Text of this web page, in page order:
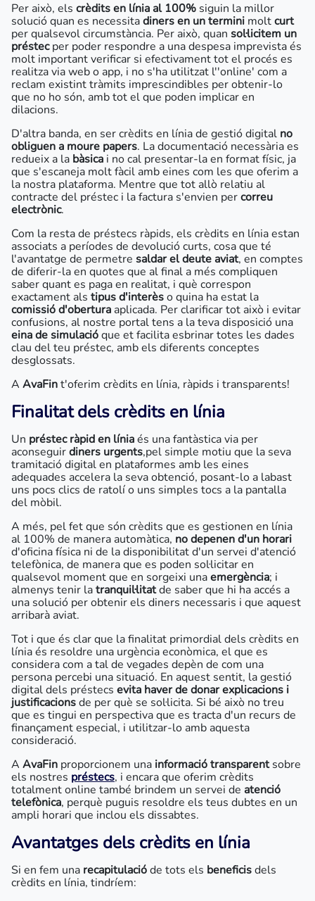
Per això, els crèdits en línia al 100% siguin la millor
solució quan es necessitadiners en un termini moltcurt
per qualsevol circumstància. Per això, quan sol·licitem un
préstecper poder respondre a una despesa imprevista és
molt important verificar si efectivament tot el procés es
realitza via web o app, i no s'ha utilitzat l''online' com a
reclam existint tràmits imprescindibles per obtenir-lo
que no ho són, amb tot el que poden implicar en
dilacions.
D'altra banda, en ser crèdits en línia de gestió digital no
obliguen a moure papers. La documentació necessària es
redueix a la bàsica i no cal presentar-la en format físic, ja
que s'escaneja molt fàcil amb eines com les que oferim a
la nostra plataforma. Mentre que tot allò relatiu al
contracte del préstec i la factura s'envien percorreu
electrònic.
Com la resta de préstecs ràpids, els crèdits en línia estan
associats a períodes de devolució curts, cosa que té
l'avantatge de permetre saldar el deute aviat, en comptes
de diferir-la en quotes que al final a més compliquen
saber quant es paga en realitat, i què correspon
exactament als tipus d'interèso quina ha estat la
comissió d'obertura aplicada. Per clarificar tot això i evitar
confusions, al nostre portal tens a la teva disposició una
eina de simulacióque et facilita esbrinar totes les dades
clau del teu préstec, amb els diferents conceptes
desglossats.
A AvaFint'oferim crèdits en línia, ràpids i transparents!
Finalitat dels crèdits en línia
Un préstec ràpid en líniaés una fantàstica via per
aconseguirdiners urgents,pel simple motiu que la seva
tramitació digital en plataformes amb les eines
adequades accelera la seva obtenció, posant-lo a labast
uns pocs clics de ratolí o uns simples tocs a la pantalla
del mòbil.
A més, pel fet que són crèdits que es gestionen en línia
al 100% de manera automàtica, no depenen d'un horari
d'oficina física ni de la disponibilitat d'un servei d'atenció
telefònica, de manera que es poden sol·licitar en
qualsevol moment que en sorgeixi unaemergència; i
almenys tenir latranquil·litatde saber que hi ha accés a
una solució per obtenir els diners necessaris i que aquest
arribarà aviat.
Tot i que és clar que la finalitat primordial dels crèdits en
línia és resoldre una urgència econòmica, el que es
considera com a tal de vegades depèn de com una
persona percebi una situació. En aquest sentit, la gestió
digital dels préstecs evita haver de donar explicacions i
justificacionsde per què se sol·licita. Si bé això no treu
que es tingui en perspectiva que es tracta d'un recurs de
finançament especial, i utilitzar-lo amb aquesta
consideració.
A AvaFin proporcionem una informació transparentsobre
els nostres préstecs, i encara que oferim crèdits
totalment online també brindem un servei de atenció
telefònica, perquè puguis resoldre els teus dubtes en un
ampli horari que inclou els dissabtes.
Avantatges dels crèdits en línia
Si en fem una recapitulacióde tots els beneficisdels
crèdits en línia, tindríem: